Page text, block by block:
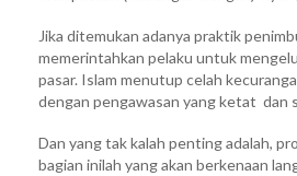
Jika ditemukan adanya praktik
memerintahkan pelaku untuk
pasar. Islam menutup celah
dengan pengawasan yang ketat dan
Dan yang tak kalah penting adalah,
bagian inilah yang akan berkenaan